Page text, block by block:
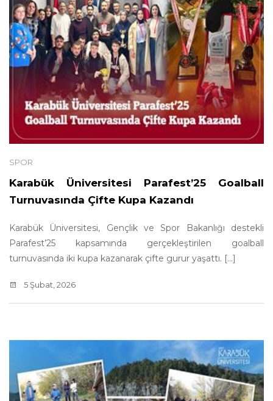
SPOR
Karabük Üniversitesi Parafest’25 Goalball
Turnuvasında Çifte Kupa Kazandı
Karabük Üniversitesi, Gençlik ve Spor Bakanlığı destekli
Parafest’25 kapsamında gerçekleştirilen goalball
turnuvasında iki kupa kazanarak çifte gurur yaşattı. [...]
5 Şubat, 2026